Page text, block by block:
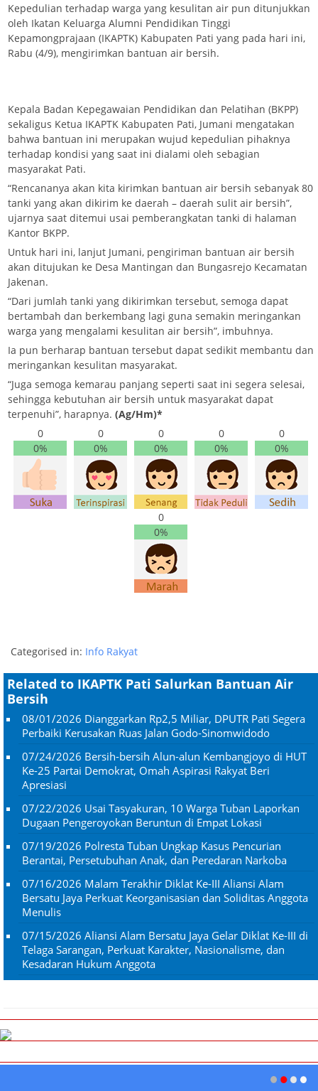
Kepedulian terhadap warga yang kesulitan air pun ditunjukkan
oleh Ikatan Keluarga Alumni Pendidikan Tinggi
Kepamongprajaan (IKAPTK) Kabupaten Pati yang pada hari ini,
Rabu (4/9), mengirimkan bantuan air bersih.
Kepala Badan Kepegawaian Pendidikan dan Pelatihan (BKPP)
sekaligus Ketua IKAPTK Kabupaten Pati, Jumani mengatakan
bahwa bantuan ini merupakan wujud kepedulian pihaknya
terhadap kondisi yang saat ini dialami oleh sebagian
masyarakat Pati.
“Rencananya akan kita kirimkan bantuan air bersih sebanyak 80
tanki yang akan dikirim ke daerah – daerah sulit air bersih”,
ujarnya saat ditemui usai pemberangkatan tanki di halaman
Kantor BKPP.
Untuk hari ini, lanjut Jumani, pengiriman bantuan air bersih
akan ditujukan ke Desa Mantingan dan Bungasrejo Kecamatan
Jakenan.
“Dari jumlah tanki yang dikirimkan tersebut, semoga dapat
bertambah dan berkembang lagi guna semakin meringankan
warga yang mengalami kesulitan air bersih”, imbuhnya.
Ia pun berharap bantuan tersebut dapat sedikit membantu dan
meringankan kesulitan masyarakat.
“Juga semoga kemarau panjang seperti saat ini segera selesai,
sehingga kebutuhan air bersih untuk masyarakat dapat
terpenuhi”, harapnya. (Ag/Hm)*
0
0%
0
0%
0
0%
0
0%
0
0%
0
0%
Categorised in: Info Rakyat
Related to IKAPTK Pati Salurkan Bantuan Air
Bersih
08/01/2026 Dianggarkan Rp2,5 Miliar, DPUTR Pati Segera
Perbaiki Kerusakan Ruas Jalan Godo-Sinomwidodo
07/24/2026 Bersih-bersih Alun-alun Kembangjoyo di HUT
Ke-25 Partai Demokrat, Omah Aspirasi Rakyat Beri
Apresiasi
07/22/2026 Usai Tasyakuran, 10 Warga Tuban Laporkan
Dugaan Pengeroyokan Beruntun di Empat Lokasi
07/19/2026 Polresta Tuban Ungkap Kasus Pencurian
Berantai, Persetubuhan Anak, dan Peredaran Narkoba
07/16/2026 Malam Terakhir Diklat Ke-III Aliansi Alam
Bersatu Jaya Perkuat Keorganisasian dan Soliditas Anggota
Menulis
07/15/2026 Aliansi Alam Bersatu Jaya Gelar Diklat Ke-III di
Telaga Sarangan, Perkuat Karakter, Nasionalisme, dan
Kesadaran Hukum Anggota